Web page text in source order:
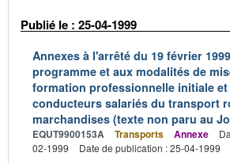
Publié le : 25-04-1999
Annexes à l'arrêté du 19 février
programme et aux modalités de
formation professionnelle initiale
conducteurs salariés du transport
marchandises (texte non paru au
EQUT9900153A Transports Annexe
02-1999
Date de publication : 25-04-1999